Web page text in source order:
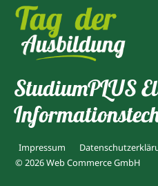
StudiumPLUS
Impressum
© 2026 Web Commerce GmbH